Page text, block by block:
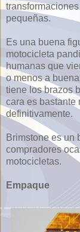
pequeñas.
Es una buena
motocicleta
humanas que
o menos a
tiene los brazos
cara es bastante
definitivamente.
Brimstone es un
compradores
motocicletas.
Empaque